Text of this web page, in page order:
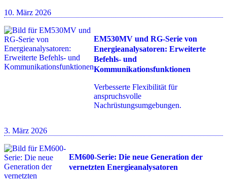
10. März 2026
EM530MV und RG-Serie von
Energieanalysatoren: Erweiterte
Befehls- und
Kommunikationsfunktionen
Verbesserte Flexibilität für
anspruchsvolle
Nachrüstungsumgebungen.
3. März 2026
EM600-Serie: Die neue Generation der
vernetzten Energieanalysatoren